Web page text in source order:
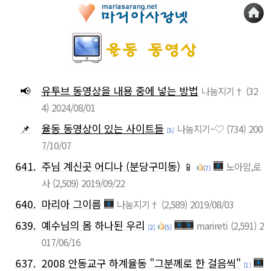
📢 유투브 동영상을 내용 중에 넣는 방법 나눔지기† (32
4) 2024/08/01
📌 율동 동영상이 있는 사이트들 [5] 나눔지기~♡ (734) 200
7/10/07
641. 주님 계신곳 어디나 (분당구미동) 📱 [7]
노아맘,로
사 (2,509) 2019/09/22
640. 마리아 그이름 나눔지기† (2,589) 2019/08/03
639. 예수님의 몸 하나된 우리 [2] [5] marireti (2,591) 2
017/06/16
637. 2008 안동교구 하계율동 "그분께로 한 걸음씩" [1]